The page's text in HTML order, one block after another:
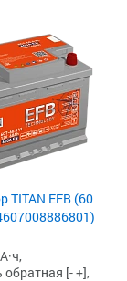
TITAN EFB (60
[- +],